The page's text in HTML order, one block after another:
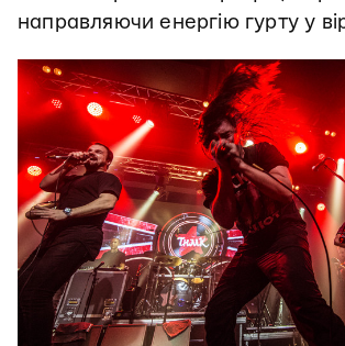
направляючи енергію гурту у